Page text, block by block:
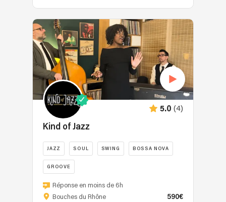
5.0 (4)
Kind of Jazz
JAZZ SOUL SWING BOSSA NOVA
GROOVE
Réponse en moins de 6h
Bouches du Rhône
590€